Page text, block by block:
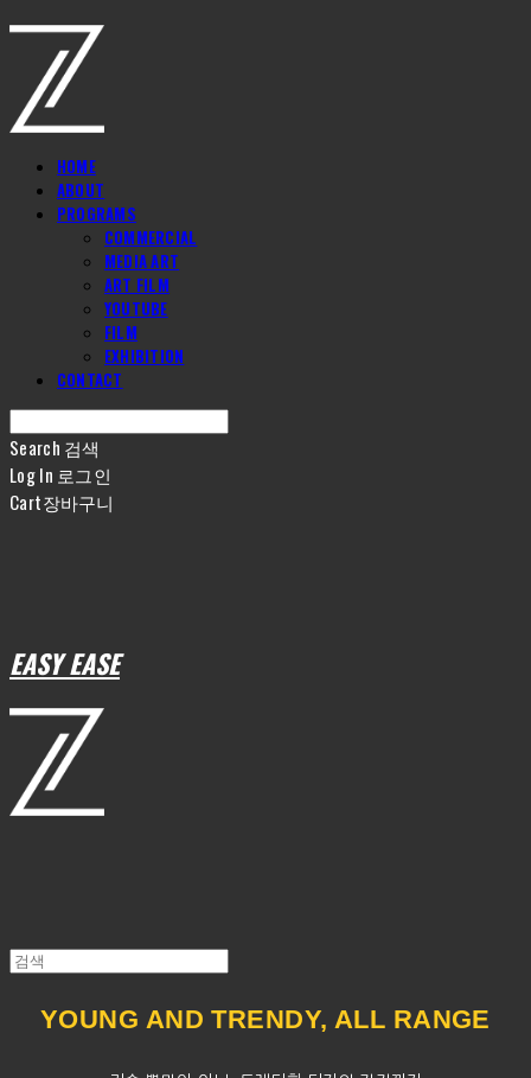
HOME
ABOUT
PROGRAMS
COMMERCIAL
MEDIA ART
ART FILM
YOUTUBE
FILM
EXHIBITION
CONTACT
Search 검색
Log In 로그인
Cart장바구니
EASY EASE
YOUNG AND TRENDY, ALL RANGE